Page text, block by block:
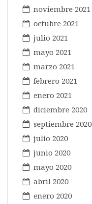
noviembre 2021
octubre 2021
julio 2021
mayo 2021
marzo 2021
febrero 2021
enero 2021
diciembre 2020
septiembre 2020
julio 2020
junio 2020
mayo 2020
abril 2020
enero 2020